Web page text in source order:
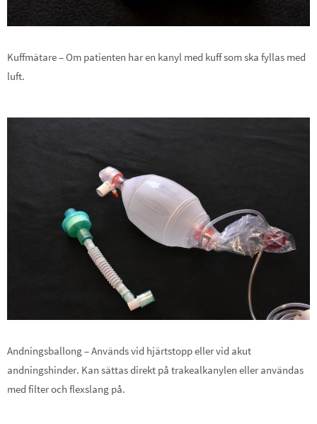
Kuffmätare – Om patienten har en kanyl med kuff som ska fyllas med
luft.
Andningsballong – Används vid hjärtstopp eller vid akut
andningshinder. Kan sättas direkt på trakealkanylen eller användas
med filter och flexslang på.